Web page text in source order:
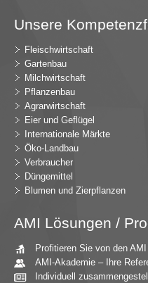
Unsere
Fleischwirtschaft
Gartenbau
Milchwirtschaft
Pflanzenbau
Agrarwirtschaft
Eier und Geflügel
Internationale Märkte
Öko-Landbau
Verbraucher
Düngemittel
Blumen und Zierpflanzen
AMI Lösungen /
Profitieren Sie von den
AMI-Akademie – Ihre
Individuell